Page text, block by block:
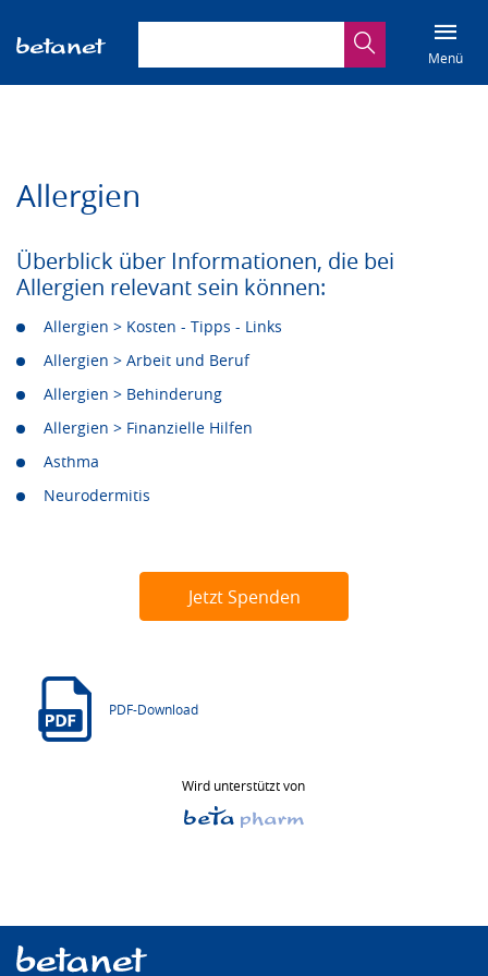
SucheMenü
Allergien
Überblick über Informationen, die bei
Allergien relevant sein können:
Allergien > Kosten - Tipps - Links
Allergien > Arbeit und Beruf
Allergien > Behinderung
Allergien > Finanzielle Hilfen
Asthma
Neurodermitis
Jetzt Spenden
PDF-Download
Wird unterstützt von